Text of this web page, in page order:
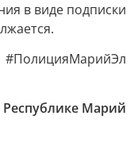
в виде подписки
Марий